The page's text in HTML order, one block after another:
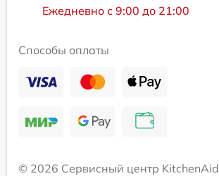
Ежедневно с 9:00 до 21:00
Способы оплаты
© 2026 Сервисный центр KitchenAid